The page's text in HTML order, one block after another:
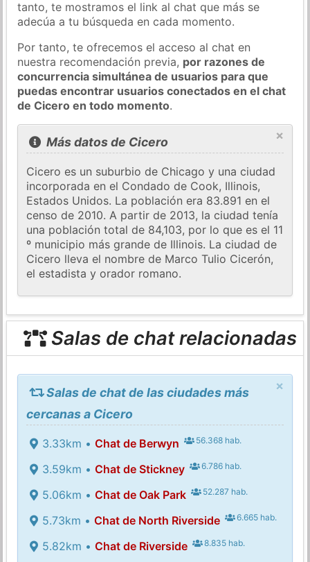
tanto, te mostramos el link al chat que más se
adecúa a tu búsqueda en cada momento.
Por tanto, te ofrecemos el acceso al chat en
nuestra recomendación previa, por razones de
concurrencia simultánea de usuarios para que
puedas encontrar usuarios conectados en el chat
de Cicero en todo momento.
×
Más datos de Cicero
Cicero es un suburbio de Chicago y una ciudad
incorporada en el Condado de Cook, Illinois,
Estados Unidos. La población era 83.891 en el
censo de 2010. A partir de 2013, la ciudad tenía
una población total de 84,103, por lo que es el 11
º municipio más grande de Illinois. La ciudad de
Cicero lleva el nombre de Marco Tulio Cicerón,
el estadista y orador romano.
Salas de chat relacionadas
×
Salas de chat de las ciudades más
cercanas a Cicero
3.33km • Chat de Berwyn 56.368 hab.
3.59km • Chat de Stickney 6.786 hab.
5.06km • Chat de Oak Park 52.287 hab.
5.73km • Chat de North Riverside 6.665 hab.
5.82km • Chat de Riverside 8.835 hab.